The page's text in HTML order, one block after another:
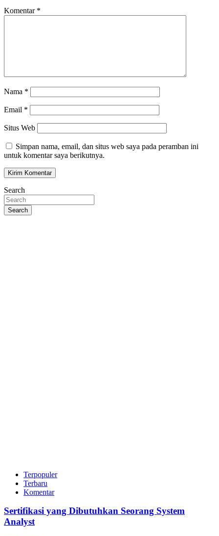
Komentar *
Nama *
Email *
Situs Web
Simpan nama, email, dan situs web saya pada peramban ini
untuk komentar saya berikutnya.
Search
Search
Terpopuler
Terbaru
Komentar
Sertifikasi yang Dibutuhkan Seorang System
Analyst